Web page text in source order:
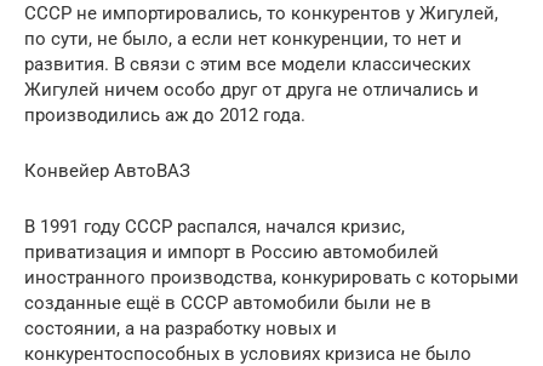
СССР не импортировались, то конкурентов у Жигулей,
по сути, не было, а если нет конкуренции, то нет и
развития. В связи с этим все модели классических
Жигулей ничем особо друг от друга не отличались и
производились аж до 2012 года.
Конвейер АвтоВАЗ
В 1991 году СССР распался, начался кризис,
приватизация и импорт в Россию автомобилей
иностранного производства, конкурировать с которыми
созданные ещё в СССР автомобили были не в
состоянии, а на разработку новых и
конкурентоспособных в условиях кризиса не было